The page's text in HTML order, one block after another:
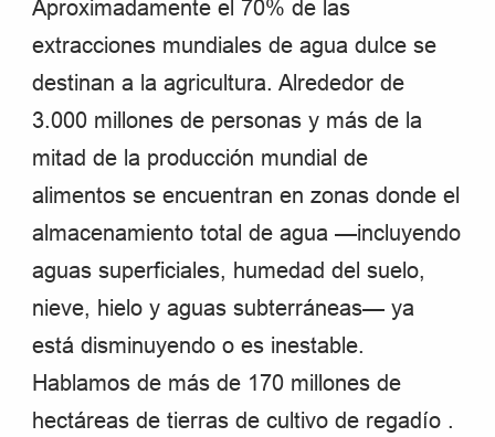
Aproximadamente el 70% de las
extracciones mundiales de agua dulce se
destinan a la agricultura. Alrededor de
3.000 millones de personas y más de la
mitad de la producción mundial de
alimentos se encuentran en zonas donde el
almacenamiento total de agua —incluyendo
aguas superficiales, humedad del suelo,
nieve, hielo y aguas subterráneas— ya
está disminuyendo o es inestable.
Hablamos de más de 170 millones de
hectáreas de tierras de cultivo de regadío .